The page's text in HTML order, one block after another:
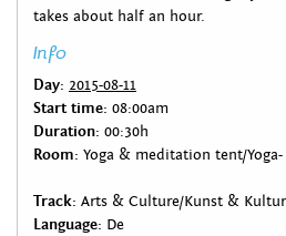
takes about half an hour.
Info
Day: 2015-08-11
Start time: 08:00am
Duration: 00:30h
Room: Yoga & meditation tent/
Track: Arts & Culture/Kunst & Kultur
Language: De